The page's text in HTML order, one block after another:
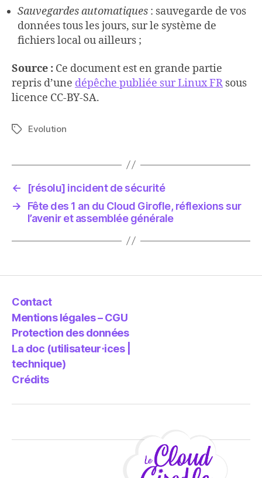
Sauvegardes automatiques : sauvegarde de vos
données tous les jours, sur le système de
fichiers local ou ailleurs ;
Source : Ce document est en grande partie
repris d’une dépêche publiée sur Linux FR sous
licence CC-BY-SA.
Étiquettes
Evolution
←
[résolu] incident de sécurité
→
Fête des 1 an du Cloud Girofle, réflexions sur
l’avenir et assemblée générale
Contact
Mentions légales – CGU
Protection des données
La doc (utilisateur⋅ices |
technique)
Crédits